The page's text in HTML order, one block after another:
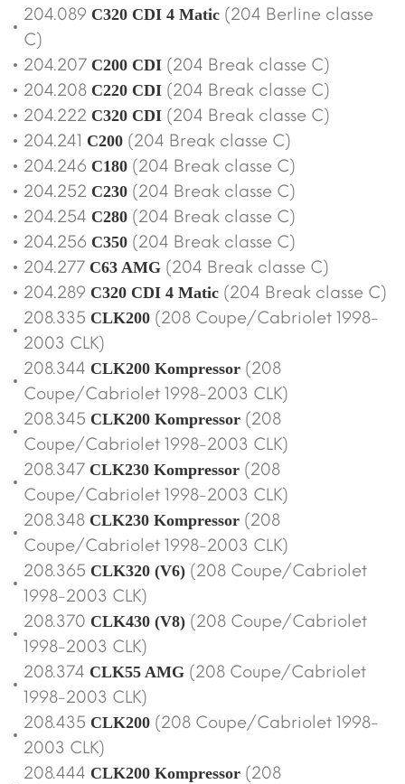
204.089 C320 CDI 4 Matic (204 Berline classe
C)
204.207 C200 CDI (204 Break classe C)
204.208 C220 CDI (204 Break classe C)
204.222 C320 CDI (204 Break classe C)
204.241 C200 (204 Break classe C)
204.246 C180 (204 Break classe C)
204.252 C230 (204 Break classe C)
204.254 C280 (204 Break classe C)
204.256 C350 (204 Break classe C)
204.277 C63 AMG (204 Break classe C)
204.289 C320 CDI 4 Matic (204 Break classe C)
208.335 CLK200 (208 Coupe/Cabriolet 1998-
2003 CLK)
208.344 CLK200 Kompressor (208
Coupe/Cabriolet 1998-2003 CLK)
208.345 CLK200 Kompressor (208
Coupe/Cabriolet 1998-2003 CLK)
208.347 CLK230 Kompressor (208
Coupe/Cabriolet 1998-2003 CLK)
208.348 CLK230 Kompressor (208
Coupe/Cabriolet 1998-2003 CLK)
208.365 CLK320 (V6) (208 Coupe/Cabriolet
1998-2003 CLK)
208.370 CLK430 (V8) (208 Coupe/Cabriolet
1998-2003 CLK)
208.374 CLK55 AMG (208 Coupe/Cabriolet
1998-2003 CLK)
208.435 CLK200 (208 Coupe/Cabriolet 1998-
2003 CLK)
208.444 CLK200 Kompressor (208